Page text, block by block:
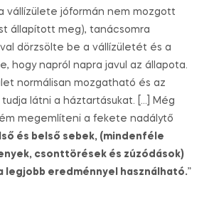
vállízülete jóformán nem mozgott
állapított meg), tanácsomra
dörzsölte be a vállízületét és a
hogy napról napra javul az állapota.
normálisan mozgatható és az
látni a háztartásukat. […] Még
megemlíteni a fekete nadálytő
és belső sebek, (mindenféle
csonttörések és zúzódások)
legjobb eredménnyel használható.”